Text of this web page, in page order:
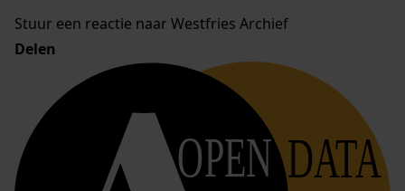
Stuur een reactie naar Westfries Archief
Delen
OPEN DATA